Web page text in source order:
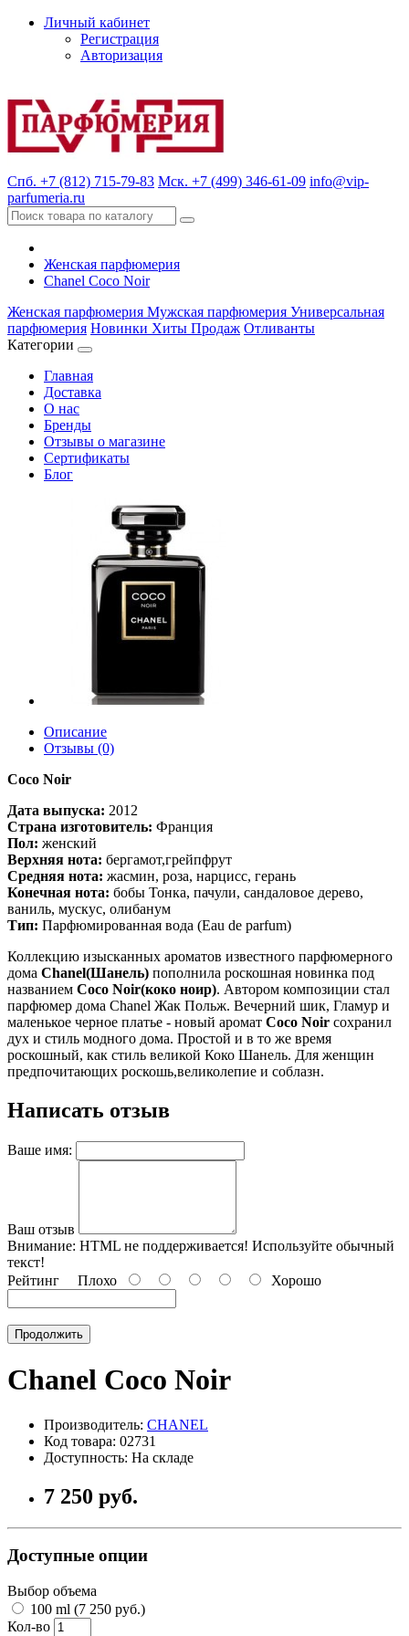
Личный кабинет
Регистрация
Авторизация
Спб. +7 (812) 715-79-83 Мск. +7 (499) 346-61-09 info@vip-
parfumeria.ru
Женская парфюмерия
Chanel Coco Noir
Женская парфюмерия Мужская парфюмерия Универсальная
парфюмерия Новинки Хиты Продаж Отливанты
Категории
Главная
Доставка
О нас
Бренды
Отзывы о магазине
Сертификаты
Блог
Описание
Отзывы (0)
Coco Noir
Дата выпуска: 2012
Страна изготовитель: Франция
Пол: женский
Верхняя нота: бергамот,грейпфрут
Средняя нота: жасмин, роза, нарцисс, герань
Конечная нота: бобы Тонка, пачули, сандаловое дерево,
ваниль, мускус, олибанум
Тип: Парфюмированная вода (Eau de parfum)
Коллекцию изысканных ароматов известного парфюмерного
дома Chanel(Шанель) пополнила роскошная новинка под
названием Coco Noir(коко ноир). Автором композиции стал
парфюмер дома Chanel Жак Польж. Вечерний шик, Гламур и
маленькое черное платье - новый аромат Coco Noir сохранил
дух и стиль модного дома. Простой и в то же время
роскошный, как стиль великой Коко Шанель. Для женщин
предпочитающих роскошь,великолепие и соблазн.
Написать отзыв
Ваше имя:
Ваш отзыв
Внимание: HTML не поддерживается! Используйте обычный
текст!
Рейтинг Плохо Хорошо
Продолжить
Chanel Coco Noir
Производитель: CHANEL
Код товара: 02731
Доступность: На складе
7 250 руб.
Доступные опции
Выбор объема
100 ml (7 250 руб.)
Кол-во